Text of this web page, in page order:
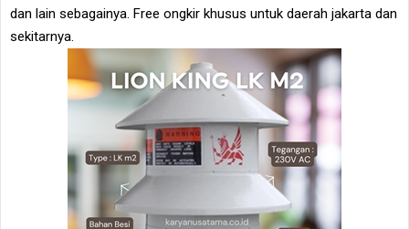
dan lain sebagainya. Free ongkir khusus untuk daerah jakarta dan
sekitarnya.